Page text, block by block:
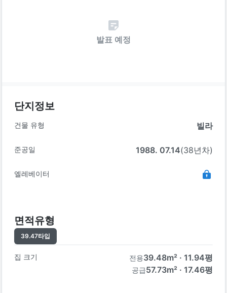
발표 예정
단지정보
건물 유형 빌라
준공일 1988. 07.14(38년차)
엘레베이터
면적유형
39.47타입
집 크기 전용39.48m² · 11.94평
공급57.73m² · 17.46평